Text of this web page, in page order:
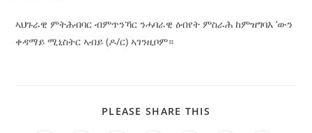
ኣህጉራዊ ምትሕብባር ብምጥንኻር ንሓባራዊ ዕብየት ምስራሕ ከምዝግባእ ‘ውን
ቀዳማይ ሚኒስትር ኣብይ (ዶ/ር) ኣገንዚቦም።
PLEASE SHARE THIS